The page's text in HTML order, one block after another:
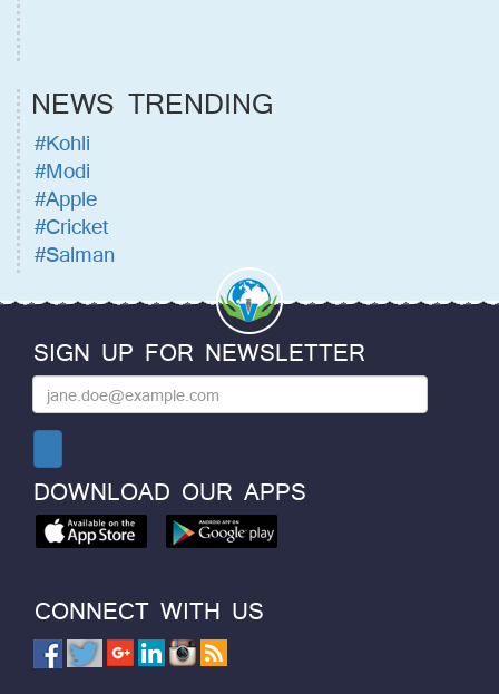
NEWS TRENDING
#Kohli
#Modi
#Apple
#Cricket
#Salman
SIGN UP FOR NEWSLETTER
DOWNLOAD OUR APPS
CONNECT WITH US